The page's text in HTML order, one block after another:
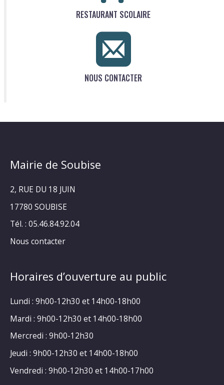
RESTAURANT SCOLAIRE
NOUS CONTACTER
Mairie de Soubise
2, RUE DU 18 JUIN
17780 SOUBISE
Tél. : 05.46.84.92.04
Nous contacter
Horaires d’ouverture au public
Lundi : 9h00-12h30 et 14h00-18h00
Mardi : 9h00-12h30 et 14h00-18h00
Mercredi : 9h00-12h30
Jeudi : 9h00-12h30 et 14h00-18h00
Vendredi : 9h00-12h30 et 14h00-17h00